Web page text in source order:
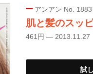
アンアン No. 1883
肌と髪のスッ
461円 — 2013.11.27
試